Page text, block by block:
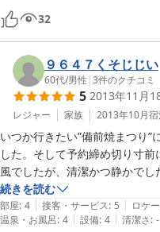
32
９６４７くそじじい
60代/男性 |3件のクチコミ
5 2013年11月
レジャー 家族 2013年10月
いつか行きたい”備前焼まつり”
した。そして予約締め切り寸
風でしたが、清潔かつ静かで
れ、美味かつ量もありました。
かみがありました。幼少時育っ
れた宿でもありました。再訪し
続きを読む
部屋: 4 | 接客・サービス: 5 | ロケ
温泉・お風呂: 4 | 設備: 4 | 清潔さ: -